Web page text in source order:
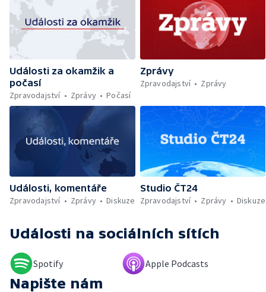
Problémy kvůli vyschlému Dunaji — Požár na
trajektu v Indonésii — Policejní dohled nad
Let It Roll — Byznys kolem rozluček se
svobodou — Den obětí romského
holocaustu — Sucho a nedostatek vody —
Dopravní komplikace v Ostravě —
Rekonstrukce vily Marty po požáru
Události za okamžik a
počasí
Zpravodajství
Zprávy Počasí
Zprávy
Zpravodajství
Zprávy
Události, komentáře
Zpravodajství
Zprávy Diskuze
Studio ČT24
Zpravodajství
Zprávy Diskuze
Události na sociálních sítích
Spotify Apple Podcasts
Napište nám